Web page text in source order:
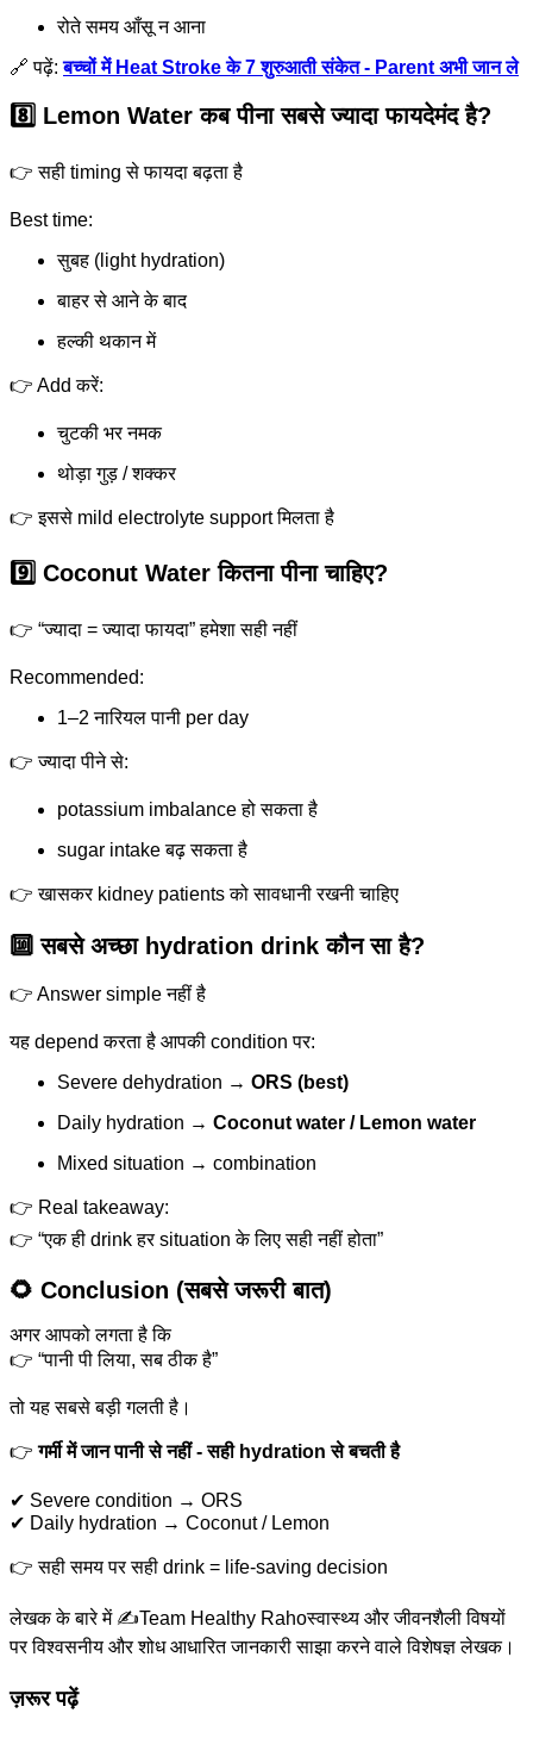
रोते समय आँसू न आना
🔗 पढ़ें:बच्चों में Heat Stroke के 7 शुरुआती संकेत - Parent अभी जान ले
8️⃣ Lemon Water कब पीना सबसे ज्यादा फायदेमंद है?
👉 सही timing से फायदा बढ़ता है
Best time:
सुबह (light hydration)
बाहर से आने के बाद
हल्की थकान में
👉 Add करें:
चुटकी भर नमक
थोड़ा गुड़ / शक्कर
👉 इससे mild electrolyte support मिलता है
9️⃣ Coconut Water कितना पीना चाहिए?
👉 “ज्यादा = ज्यादा फायदा” हमेशा सही नहीं
Recommended:
1–2 नारियल पानी per day
👉 ज्यादा पीने से:
potassium imbalance हो सकता है
sugar intake बढ़ सकता है
👉 खासकर kidney patients को सावधानी रखनी चाहिए
🔟 सबसे अच्छा hydration drink कौन सा है?
👉 Answer simple नहीं है
यह depend करता है आपकी condition पर:
Severe dehydration → ORS (best)
Daily hydration → Coconut water / Lemon water
Mixed situation → combination
👉 Real takeaway:
👉 “एक ही drink हर situation के लिए सही नहीं होता”
🌻 Conclusion (सबसे जरूरी बात)
अगर आपको लगता है कि
👉 “पानी पी लिया, सब ठीक है”
तो यह सबसे बड़ी गलती है।
👉गर्मी में जान पानी से नहीं - सही hydration से बचती है
✔ Severe condition → ORS
✔ Daily hydration → Coconut / Lemon
👉 सही समय पर सही drink = life-saving decision
लेखक के बारे में ✍️Team Healthy Rahoस्वास्थ्य और जीवनशैली विषयों
पर विश्वसनीय और शोध आधारित जानकारी साझा करने वाले विशेषज्ञ लेखक।
ज़रूर पढ़ें